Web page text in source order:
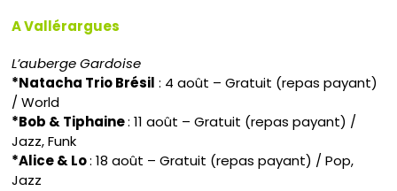
A Vallérargues
L’auberge Gardoise
*Natacha Trio Brésil : 4 août – Gratuit (repas payant)
/ World
*Bob & Tiphaine: 11 août – Gratuit (repas payant) /
Jazz, Funk
*Alice & Lo: 18 août – Gratuit (repas payant) / Pop,
Jazz